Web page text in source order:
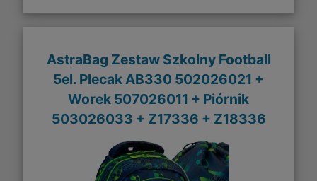
AstraBag Zestaw Szkolny Football
5el. Plecak AB330 502026021 +
Worek 507026011 + Piórnik
503026033 + Z17336 + Z18336